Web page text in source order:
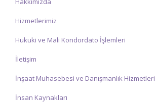
Hizmetlerimiz
Hukuki ve Mali Kondordato İşlemleri
İletişim
İnşaat Muhasebesi ve Danışmanlık Hizmetleri
İnsan Kaynakları